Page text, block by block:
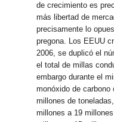
de crecimiento es
más libertad de
precisamente lo
pregona. Los EEUU
2006, se duplicó el
el total de millas
embargo durante el
monóxido de
millones de
millones a 19